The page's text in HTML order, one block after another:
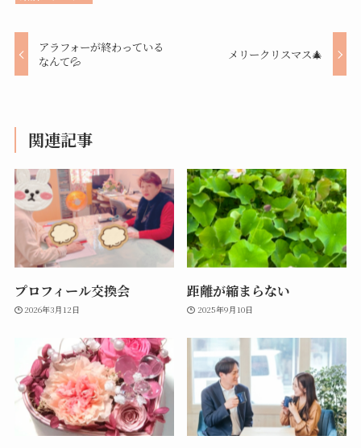
アラフォーが終わっている
なんて💦
メリークリスマス🎄
関連記事
プロフィール交換会
2026年3月12日
距離が縮まらない
2025年9月10日